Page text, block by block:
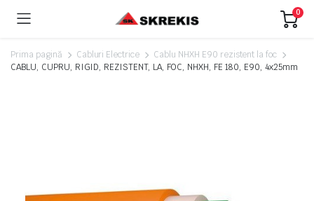
0
Prima pagină Cabluri Electrice
Cablu NHXH E90 rezistent la foc
CABLU, CUPRU, RIGID, REZISTENT, LA, FOC, NHXH, FE 180, E90, 4x25mm